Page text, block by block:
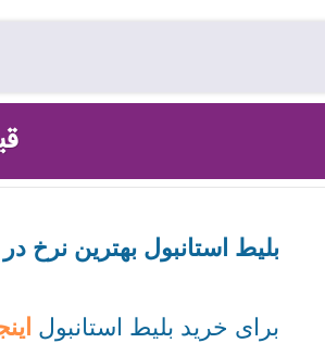
بلیط استانبول بهترین نرخ
برای خرید بلیط استانبول